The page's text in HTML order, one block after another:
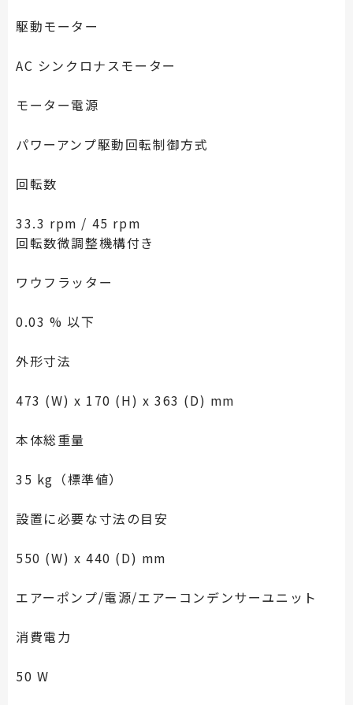
駆動モーター
AC シンクロナスモーター
モーター電源
パワーアンプ駆動回転制御方式
回転数
33.3 rpm / 45 rpm
回転数微調整機構付き
ワウフラッター
0.03 % 以下
外形寸法
473 (W) x 170 (H) x 363 (D) mm
本体総重量
35 kg（標準値）
設置に必要な寸法の目安
550 (W) x 440 (D) mm
エアーポンプ/電源/エアーコンデンサーユニット
消費電力
50 W